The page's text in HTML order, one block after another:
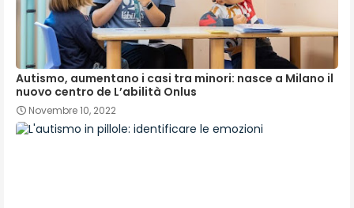
Autismo, aumentano i casi tra minori: nasce a Milano il
nuovo centro de L’abilità Onlus
Novembre 10, 2022